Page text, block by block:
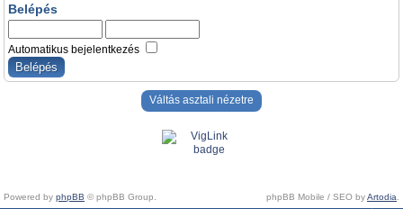
Belépés
Automatikus bejelentkezés
Váltás asztali nézetre
Powered by phpBB © phpBB Group. phpBB Mobile / SEO byArtodia.